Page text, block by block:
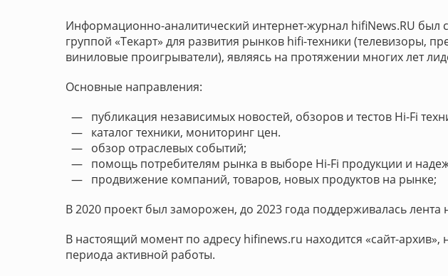
Информационно-аналитический интернет-журнал hifiNews.RU был
группой «Текарт» для развития рынков hifi-техники (телевизоры,
виниловые проигрыватели), являясь на протяжении многих лет
Основные направления:
— публикация независимых новостей, обзоров и тестов Hi-Fi
— каталог техники, мониторинг цен.
— обзор отраслевых событий;
— помощь потребителям рынка в выборе Hi-Fi продукции и
— продвижение компаний, товаров, новых продуктов на рынке;
В 2020 проект был заморожен, до 2023 года поддерживалась лента
В настоящий момент по адресу hifinews.ru находится «сайт-
периода активной работы.